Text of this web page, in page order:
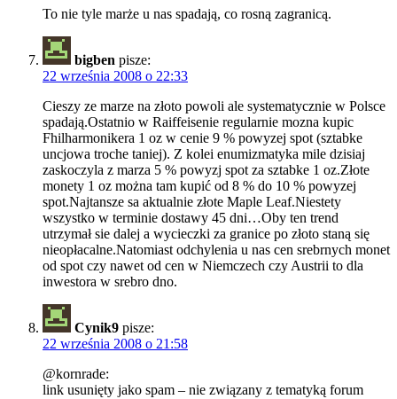
To nie tyle marże u nas spadają, co rosną zagranicą.
bigben pisze:
22 września 2008 o 22:33
Cieszy ze marze na złoto powoli ale systematycznie w Polsce
spadają.Ostatnio w Raiffeisenie regularnie mozna kupic
Fhilharmonikera 1 oz w cenie 9 % powyzej spot (sztabke
uncjowa troche taniej). Z kolei enumizmatyka mile dzisiaj
zaskoczyla z marza 5 % powyzj spot za sztabke 1 oz.Złote
monety 1 oz można tam kupić od 8 % do 10 % powyzej
spot.Najtansze sa aktualnie złote Maple Leaf.Niestety
wszystko w terminie dostawy 45 dni…Oby ten trend
utrzymał sie dalej a wycieczki za granice po złoto staną się
nieopłacalne.Natomiast odchylenia u nas cen srebrnych monet
od spot czy nawet od cen w Niemczech czy Austrii to dla
inwestora w srebro dno.
Cynik9 pisze:
22 września 2008 o 21:58
@kornrade:
link usunięty jako spam – nie związany z tematyką forum